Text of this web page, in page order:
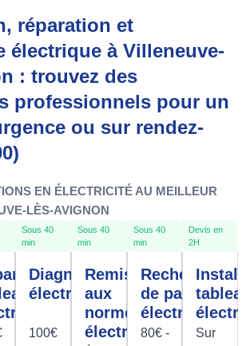
réparation et
électrique à Villeneuve-
: trouvez des
professionnels pour un
ou sur rendez-
EN ÉLECTRICITÉ AU MEILLEUR
LÈS-AVIGNON
Sous 40
min
Diagnostic
électrique
100€
Sous 40
min
Remise
aux
normes
électrique
Sous 40
min
Recherche
de panne
électrique
80€ -
Devis en
2H
Sur